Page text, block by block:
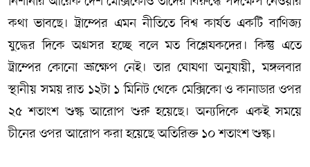
কথা ভাবছে। ট্রাম্পের এমন নীতিতে বিশ্ব কার্যত একটি বাণিজ্য
যুদ্ধের দিকে অগ্রসর হচ্ছে বলে মত বিশ্লেষকদের। কিন্তু এতে
ট্রাম্পের কোনো ভ্রূক্ষেপ নেই। তার ঘোষণা অনুযায়ী, মঙ্গলবার
স্থানীয় সময় রাত ১২টা ১ মিনিট থেকে মেক্সিকো ও কানাডার ওপর
২৫ শতাংশ শুল্ক আরোপ শুরু হয়েছে। অন্যদিকে একই সময়ে
চীনের ওপর আরোপ করা হয়েছে অতিরিক্ত ১০ শতাংশ শুল্ক।